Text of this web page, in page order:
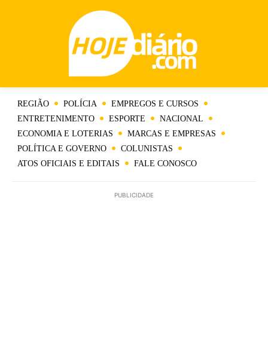
REGIÃO POLÍCIA
EMPREGOS E CURSOS
ENTRETENIMENTO
ESPORTE
NACIONAL
ECONOMIA E LOTERIAS
MARCAS E EMPRESAS
POLÍTICA E GOVERNO
COLUNISTAS
ATOS OFICIAIS E EDITAIS
FALE CONOSCO
PUBLICIDADE